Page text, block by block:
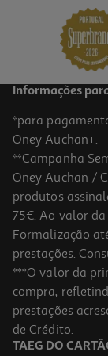
39,99 €
Capa
39.99 €/un
39,99 €
Informações
*para
Oney Auchan+.
**Campanha
Oney Auchan /
produtos
75€. Ao valor
Formalização
prestações.
***O valor da
compra,
prestações
de Crédito.
TAEG DO